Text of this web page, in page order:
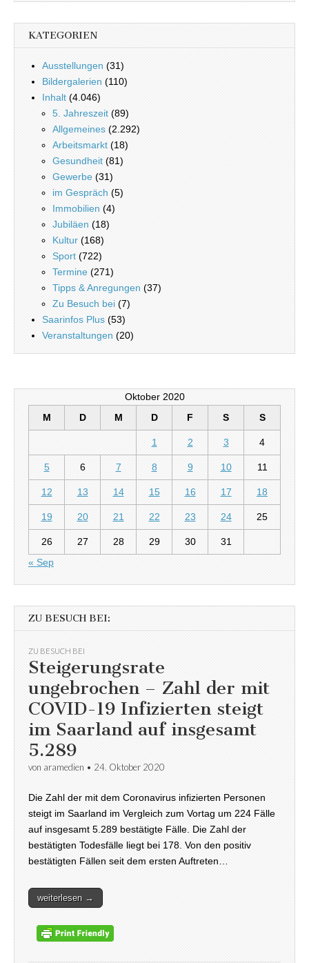
KATEGORIEN
Ausstellungen (31)
Bildergalerien (110)
Inhalt (4.046)
5. Jahreszeit (89)
Allgemeines (2.292)
Arbeitsmarkt (18)
Gesundheit (81)
Gewerbe (31)
im Gespräch (5)
Immobilien (4)
Jubiläen (18)
Kultur (168)
Sport (722)
Termine (271)
Tipps & Anregungen (37)
Zu Besuch bei (7)
Saarinfos Plus (53)
Veranstaltungen (20)
Oktober 2020
M
D M D F S S
1 2 3 4
5 6 7 8 9 10 11
12 13 14 15 16 17 18
19 20 21 22 23 24 25
26 27 28 29 30
31
« Sep
ZU BESUCH BEI:
ZU BESUCH BEI
Steigerungsrate
ungebrochen – Zahl der mit
COVID-19 Infizierten steigt
im Saarland auf insgesamt
5.289
von aramedien • 24. Oktober 2020
Die Zahl der mit dem Coronavirus infizierten Personen
steigt im Saarland im Vergleich zum Vortag um 224 Fälle
auf insgesamt 5.289 bestätigte Fälle. Die Zahl der
bestätigten Todesfälle liegt bei 178. Von den positiv
bestätigten Fällen seit dem ersten Auftreten…
weiterlesen →